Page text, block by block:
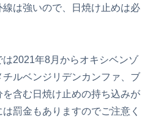
は強いので、日焼け止めは必
2021年8月からオキシベンゾ
ルベンジリデンカンファ、ブ
含む日焼け止めの持ち込みが
罰金もありますのでご注意く